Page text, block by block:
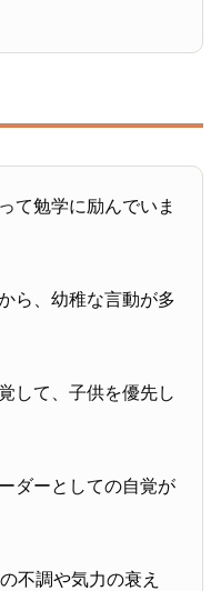
て勉学に励んでいま
ら、幼稚な言動が多
して、子供を優先し
ダーとしての自覚が
不調や気力の衰え